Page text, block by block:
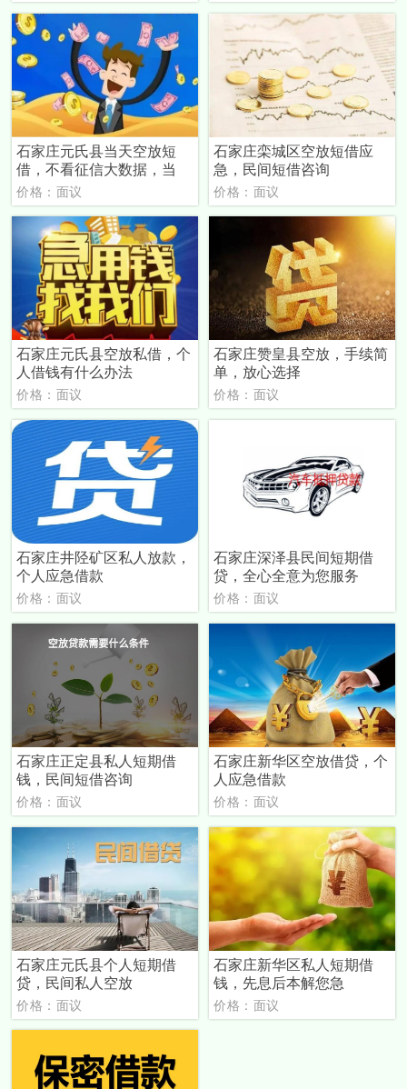
石家庄元氏县当天空放短
借，不看征信大数据，当
价格：面议
石家庄栾城区空放短借应
急，民间短借咨询
价格：面议
石家庄元氏县空放私借，个
人借钱有什么办法
价格：面议
石家庄赞皇县空放，手续简
单，放心选择
价格：面议
石家庄井陉矿区私人放款，
个人应急借款
价格：面议
石家庄深泽县民间短期借
贷，全心全意为您服务
价格：面议
石家庄正定县私人短期借
钱，民间短借咨询
价格：面议
石家庄新华区空放借贷，个
人应急借款
价格：面议
石家庄元氏县个人短期借
贷，民间私人空放
价格：面议
石家庄新华区私人短期借
钱，先息后本解您急
价格：面议